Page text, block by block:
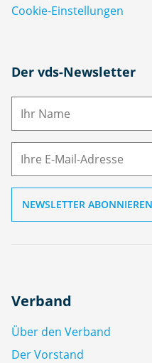
Cookie-Einstellungen
Der vds-Newsletter
N
M
Verband
Über den Verband
Der Vorstand